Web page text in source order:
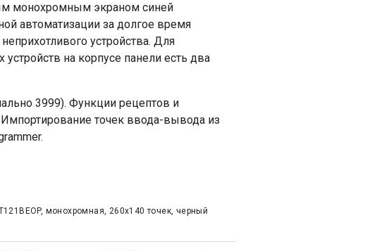
монохромным экраном синей
автоматизации за долгое время
устройства. Для
на корпусе панели есть два
3999). Функции рецептов и
точек ввода-вывода из
монохромная, 260х140 точек, черный